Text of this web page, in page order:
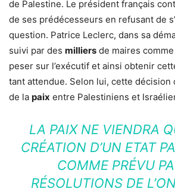
de Palestine. Le président français
de ses prédécesseurs en refusant de
question. Patrice Leclerc, dans sa
suivi par des milliers de maires
peser sur l’exécutif et ainsi obtenir
tant attendue. Selon lui, cette décision
de la paix entre Palestiniens et
LA PAIX NE VIENDRA
CRÉATION D’UN ETAT
COMME PRÉVU
RÉSOLUTIONS DE